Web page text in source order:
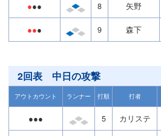
●●● 8 矢野
●●● 9 森下
2回表 中日の攻撃
アウトカウント ランナー 打順 打者
●●● 5 カリステ